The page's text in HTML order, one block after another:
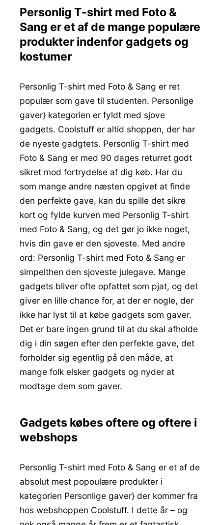
Personlig T-shirt med Foto &
Sang er et af de mange populære
produkter indenfor gadgets og
kostumer
Personlig T-shirt med Foto & Sang er ret
populær som gave til studenten. Personlige
gaver} kategorien er fyldt med sjove
gadgets. Coolstuff er altid shoppen, der har
de nyeste gadgtets. Personlig T-shirt med
Foto & Sang er med 90 dages returret godt
sikret mod fortrydelse af dig køb. Har du
som mange andre næsten opgivet at finde
den perfekte gave, kan du spille det sikre
kort og fylde kurven med Personlig T-shirt
med Foto & Sang, og det gør jo ikke noget,
hvis din gave er den sjoveste. Med andre
ord: Personlig T-shirt med Foto & Sang er
simpelthen den sjoveste julegave. Mange
gadgets bliver ofte opfattet som pjat, og det
giver en lille chance for, at der er nogle, der
ikke har lyst til at købe gadgets som gaver.
Det er bare ingen grund til at du skal afholde
dig i din søgen efter den perfekte gave, det
forholder sig egentlig på den måde, at
mange folk elsker gadgets og nyder at
modtage dem som gaver.
Gadgets købes oftere og oftere i
webshops
Personlig T-shirt med Foto & Sang er et af de
absolut mest popoulære produkter i
kategorien Personlige gaver} der kommer fra
hos webshoppen Coolstuff. I dette år – og